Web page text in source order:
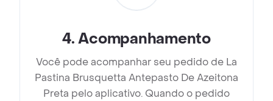
4.Acompanhamento
Você pode acompanhar seu pedido de La
Pastina Brusquetta Antepasto De Azeitona
Preta pelo aplicativo. Quando o pedido